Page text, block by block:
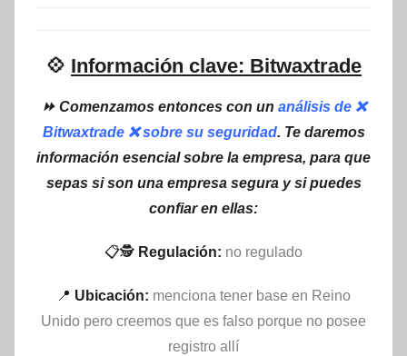
💠 Información clave: Bitwaxtrade
⏩ Comenzamos entonces con un análisis de ❌
Bitwaxtrade ❌ sobre su seguridad. Te daremos
información esencial sobre la empresa, para que
sepas si son una empresa segura y si puedes
confiar en ellas:
📋🕵 Regulación: no regulado
📍 Ubicación: menciona tener base en Reino
Unido pero creemos que es falso porque no posee
registro allí